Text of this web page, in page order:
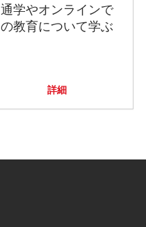
通学やオンラインで
の教育について学ぶ
詳細